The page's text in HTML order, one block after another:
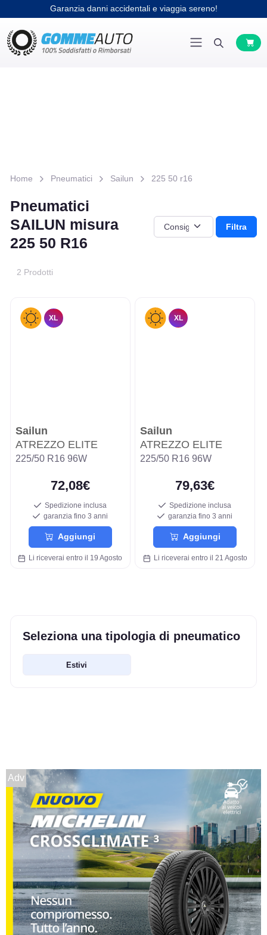
Garanzia danni accidentali e viaggia sereno!
Home Pneumatici Sailun 225 50 r16
Pneumatici
SAILUN misura
225 50 R16
Filtra
2 Prodotti
XL
Sailun
ATREZZO ELITE
225/50 R16 96W
72,08€
Spedizione inclusa
garanzia fino 3 anni
Aggiungi
Li riceverai entro il 19 Agosto
XL
Sailun
ATREZZO ELITE
225/50 R16 96W
79,63€
Spedizione inclusa
garanzia fino 3 anni
Aggiungi
Li riceverai entro il 21 Agosto
Seleziona una tipologia di pneumatico
Estivi
Adv